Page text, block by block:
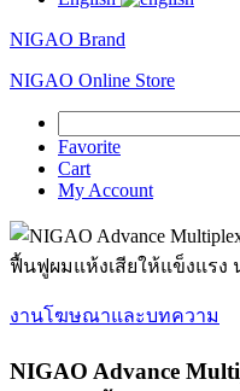
NIGAO Brand
NIGAO Online Store
Favorite
Cart
My Account
งานโฆษณาและบทความ
NIGAO Advance